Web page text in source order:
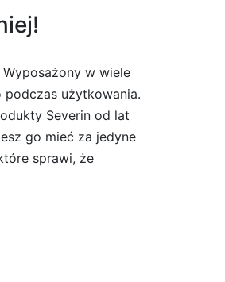
w wiele
użytkowania.
Severin od lat
go mieć za jedyne
sprawi, że